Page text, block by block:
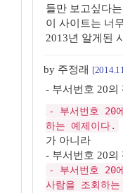
들만 보고싶다
이 사이트는 너
2013년 알게된
by 주정래
- 부서번호 20의
- 부서번호 20
하는 예제이다.
가 아니라
- 부서번호 20의
- 부서번호 20
사람을 조회하